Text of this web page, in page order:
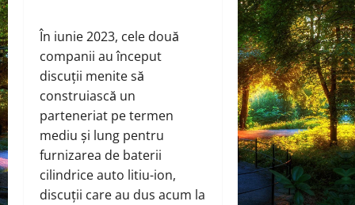
În iunie 2023, cele două
companii au început
discuții menite să
construiască un
parteneriat pe termen
mediu și lung pentru
furnizarea de baterii
cilindrice auto litiu-ion,
discuții care au dus acum la